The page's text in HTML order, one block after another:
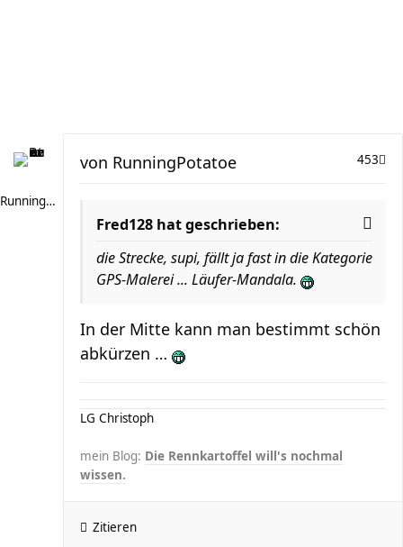
RunningPotatoe
453
von RunningPotatoe
Fred128 hat geschrieben:
die Strecke, supi, fällt ja fast in die Kategorie
GPS-Malerei ... Läufer-Mandala.
In der Mitte kann man bestimmt schön
abkürzen …
LG Christoph
mein Blog: Die Rennkartoffel will's nochmal
wissen.
Zitieren